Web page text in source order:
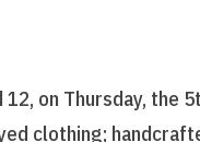
on Thursday, the
clothing;